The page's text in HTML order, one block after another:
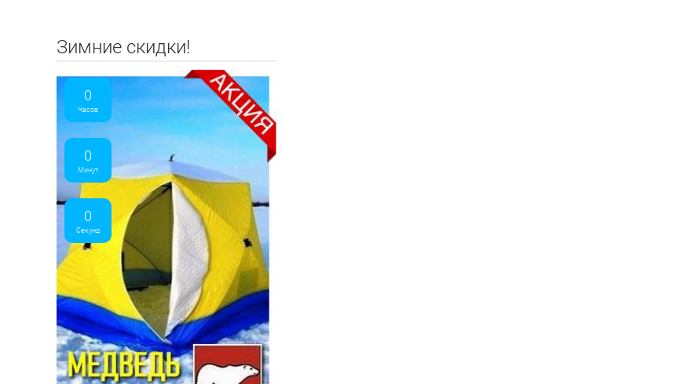
Зимние скидки!
0
Часов
0
Минут
0
Секунд